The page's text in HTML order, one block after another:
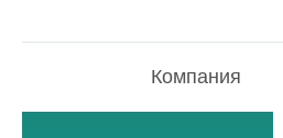
Компания